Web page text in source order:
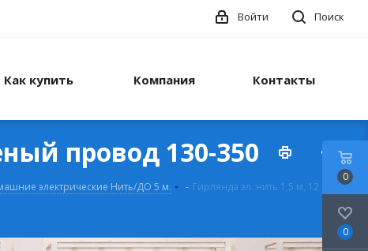
Поиск
Войти
Как купить Компания Контакты
провод 130-350
электрические Нить/ДО 5 м. - Гирлянда эл. нить 1,5 м, 12 LED,
0
0